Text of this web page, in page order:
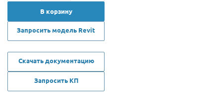
В корзину
Запросить модель Revit
Скачать документацию
Запросить КП